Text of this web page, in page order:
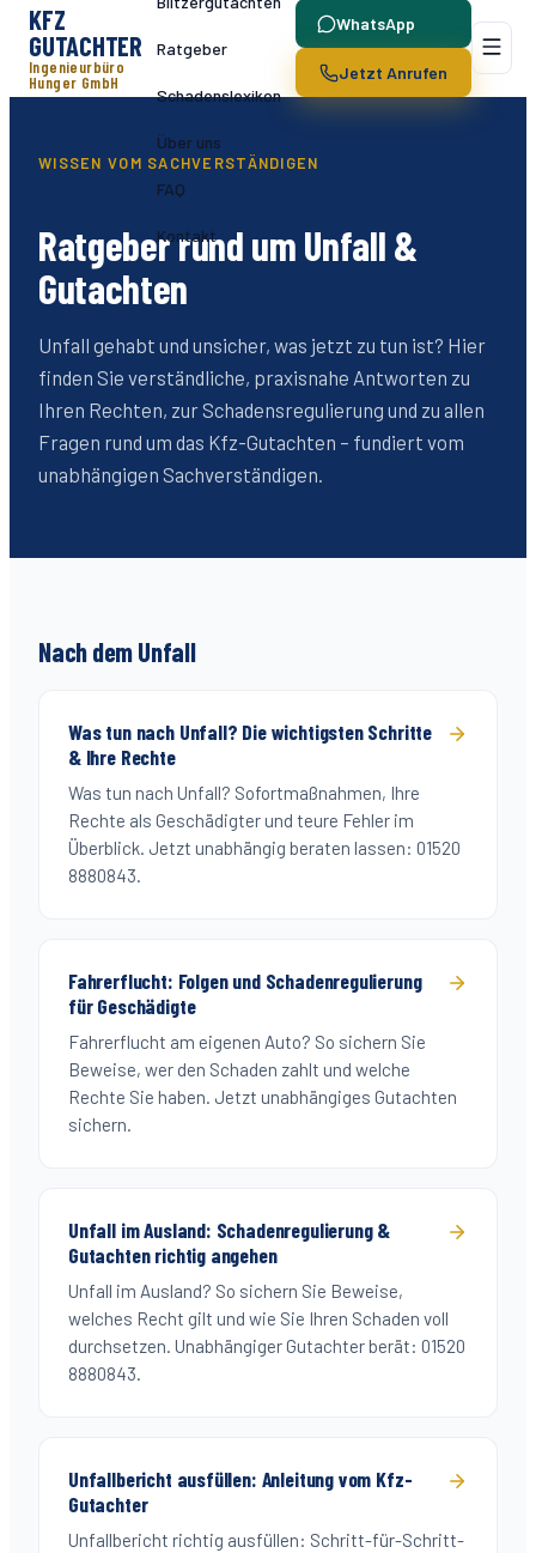
KFZ
GUTACHTER
Ingenieurbüro
Hunger GmbH
Ratgeber
Schadenslexikon
Über uns
FAQ
Kontakt
WhatsApp
Jetzt Anrufen
WISSEN VOM SACHVERSTÄNDIGEN
Ratgeber rund um Unfall &
Gutachten
Unfall gehabt und unsicher, was jetzt zu tun ist? Hier
finden Sie verständliche, praxisnahe Antworten zu
Ihren Rechten, zur Schadensregulierung und zu allen
Fragen rund um das Kfz-Gutachten – fundiert vom
unabhängigen Sachverständigen.
Nach dem Unfall
Was tun nach Unfall? Die wichtigsten Schritte
& Ihre Rechte
Was tun nach Unfall? Sofortmaßnahmen, Ihre
Rechte als Geschädigter und teure Fehler im
Überblick. Jetzt unabhängig beraten lassen: 01520
8880843.
Fahrerflucht: Folgen und Schadenregulierung
für Geschädigte
Fahrerflucht am eigenen Auto? So sichern Sie
Beweise, wer den Schaden zahlt und welche
Rechte Sie haben. Jetzt unabhängiges Gutachten
sichern.
Unfall im Ausland: Schadenregulierung &
Gutachten richtig angehen
Unfall im Ausland? So sichern Sie Beweise,
welches Recht gilt und wie Sie Ihren Schaden voll
durchsetzen. Unabhängiger Gutachter berät: 01520
8880843.
Unfallbericht ausfüllen: Anleitung vom Kfz-
Gutachter
Unfallbericht richtig ausfüllen: Schritt-für-Schritt-